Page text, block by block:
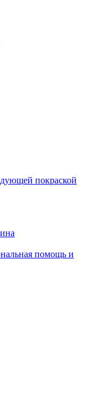
покраской
помощь и